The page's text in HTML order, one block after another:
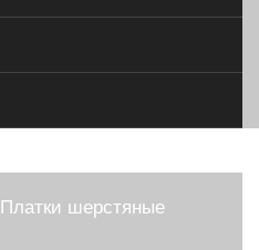
Платки шерстяные